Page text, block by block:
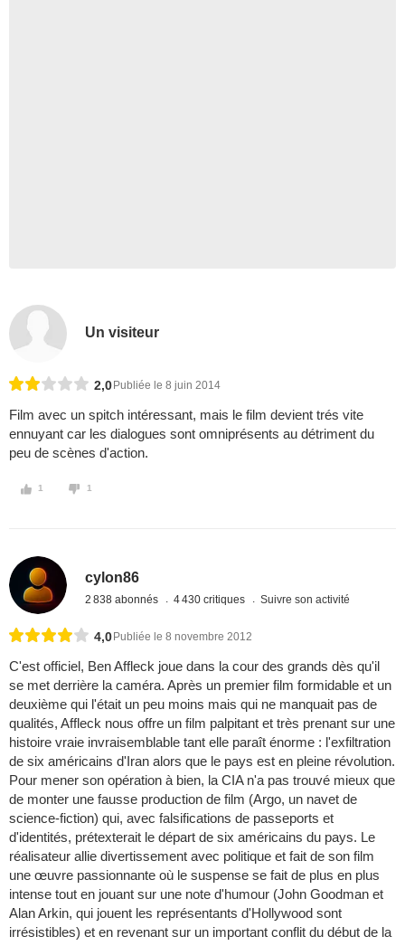
Un visiteur
2,0 Publiée le 8 juin 2014
Film avec un spitch intéressant, mais le film devient trés vite
ennuyant car les dialogues sont omniprésents au détriment du
peu de scènes d'action.
1 1
cylon86
2 838 abonnés 4 430 critiques Suivre son activité
4,0 Publiée le 8 novembre 2012
C'est officiel, Ben Affleck joue dans la cour des grands dès qu'il
se met derrière la caméra. Après un premier film formidable et un
deuxième qui l'était un peu moins mais qui ne manquait pas de
qualités, Affleck nous offre un film palpitant et très prenant sur une
histoire vraie invraisemblable tant elle paraît énorme : l'exfiltration
de six américains d'Iran alors que le pays est en pleine révolution.
Pour mener son opération à bien, la CIA n'a pas trouvé mieux que
de monter une fausse production de film (Argo, un navet de
science-fiction) qui, avec falsifications de passeports et
d'identités, prétexterait le départ de six américains du pays. Le
réalisateur allie divertissement avec politique et fait de son film
une œuvre passionnante où le suspense se fait de plus en plus
intense tout en jouant sur une note d'humour (John Goodman et
Alan Arkin, qui jouent les représentants d'Hollywood sont
irrésistibles) et en revenant sur un important conflit du début de la